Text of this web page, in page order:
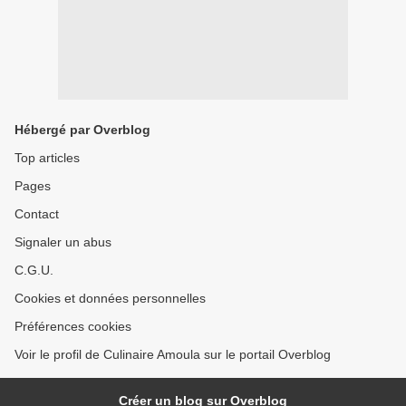
Hébergé par Overblog
Top articles
Pages
Contact
Signaler un abus
C.G.U.
Cookies et données personnelles
Préférences cookies
Voir le profil de Culinaire Amoula sur le portail Overblog
Créer un blog sur Overblog